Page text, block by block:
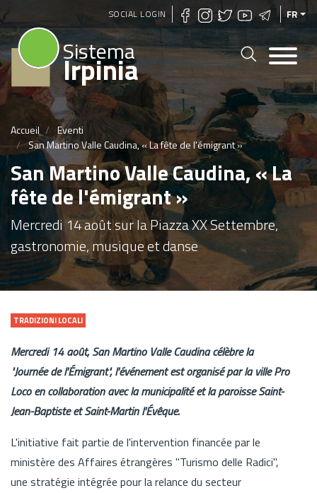
Aller
au
contenu
principal
SOCIAL LOGIN FR
Sistema
Irpinia
Accueil
Eventi
San Martino Valle Caudina, « La fête de l'émigrant »
San Martino Valle Caudina, « La
fête de l'émigrant »
Mercredi 14 août sur la Piazza XX Settembre,
gastronomie, musique et danse
TRADIZIONI LOCALI
Mercredi 14 août, San Martino Valle Caudina célèbre la
"Journée de l'Émigrant", l'événement est organisé par la ville Pro
Loco en collaboration avec la municipalité et la paroisse Saint-
Jean-Baptiste et Saint-Martin l'Évêque.
L'initiative fait partie de l'intervention financée par le
ministère des Affaires étrangères "Turismo delle Radici",
une stratégie intégrée pour la relance du secteur